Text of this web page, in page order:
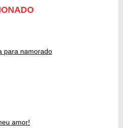
para namorado
amor!